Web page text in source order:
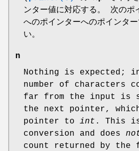
ンター値に対応する。 次のポ
へのポインターへのポインタ
い。
n
Nothing is expected;
number of characters
far from the input is
the next pointer,
pointer to int . This
conversion and does
count returned by the